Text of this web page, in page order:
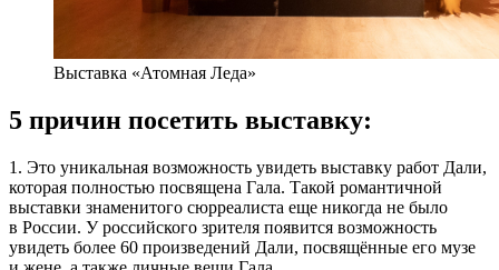
Выставка «Атомная Леда»
5 причин посетить выставку:
1. Это уникальная возможность увидеть выставку работ Дали,
которая полностью посвящена Гала. Такой романтичной
выставки знаменитого сюрреалиста еще никогда не было
в России. У российского зрителя появится возможность
увидеть более 60 произведений Дали, посвящённые его музе